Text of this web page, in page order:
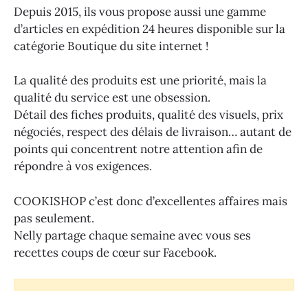
Depuis 2015, ils vous propose aussi une gamme
d’articles en expédition 24 heures disponible sur la
catégorie Boutique du site internet !
La qualité des produits est une priorité, mais la
qualité du service est une obsession.
Détail des fiches produits, qualité des visuels, prix
négociés, respect des délais de livraison… autant de
points qui concentrent notre attention afin de
répondre à vos exigences.
COOKISHOP c’est donc d’excellentes affaires mais
pas seulement.
Nelly partage chaque semaine avec vous ses
recettes coups de cœur sur Facebook.